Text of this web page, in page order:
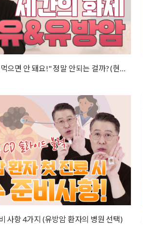
사항 4가지 (유방암 환자의 병원 선택)